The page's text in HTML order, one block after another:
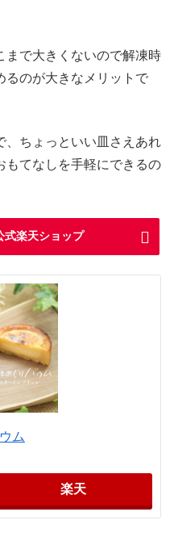
まで大きくないので解凍時
るのが大きなメリットで
、ちょっといい皿さえあれ
もてなしを手軽にできるの
式楽天ショップ
ム
楽天